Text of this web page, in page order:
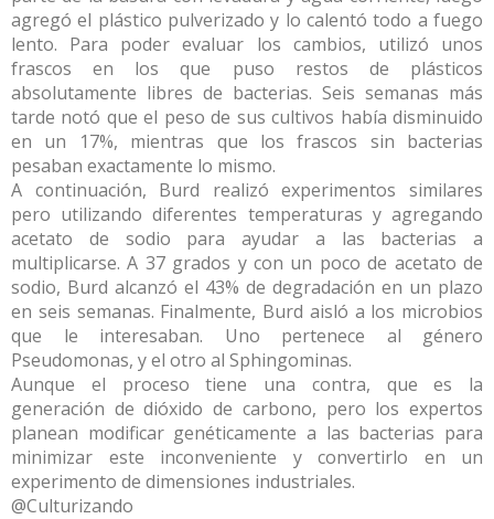
agregó el plástico pulverizado y lo calentó todo a fuego
lento. Para poder evaluar los cambios, utilizó unos
frascos en los que puso restos de plásticos
absolutamente libres de bacterias. Seis semanas más
tarde notó que el peso de sus cultivos había disminuido
en un 17%, mientras que los frascos sin bacterias
pesaban exactamente lo mismo.
A continuación, Burd realizó experimentos similares
pero utilizando diferentes temperaturas y agregando
acetato de sodio para ayudar a las bacterias a
multiplicarse. A 37 grados y con un poco de acetato de
sodio, Burd alcanzó el 43% de degradación en un plazo
en seis semanas. Finalmente, Burd aisló a los microbios
que le interesaban. Uno pertenece al género
Pseudomonas, y el otro al Sphingominas.
Aunque el proceso tiene una contra, que es la
generación de dióxido de carbono, pero los expertos
planean modificar genéticamente a las bacterias para
minimizar este inconveniente y convertirlo en un
experimento de dimensiones industriales.
@Culturizando